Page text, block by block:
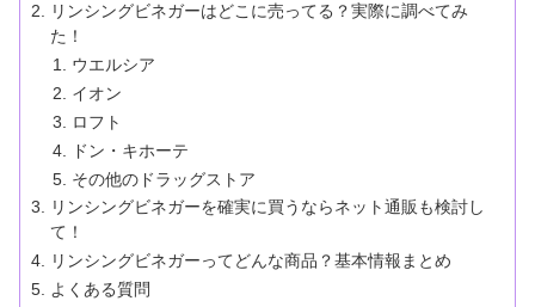
リンシングビネガーはどこに売ってる？実際に調べてみ
た！
ウエルシア
イオン
ロフト
ドン・キホーテ
その他のドラッグストア
リンシングビネガーを確実に買うならネット通販も検討し
て！
リンシングビネガーってどんな商品？基本情報まとめ
よくある質問